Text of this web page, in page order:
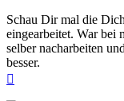
Schau Dir mal die
eingearbeitet. War bei
selber nacharbeiten
besser.